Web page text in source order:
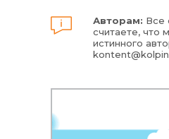
Авторам: Все
считаете, что
истинного